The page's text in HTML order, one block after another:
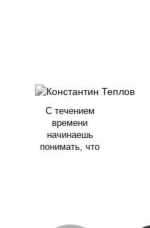
С течением
времени
начинаешь
понимать, что